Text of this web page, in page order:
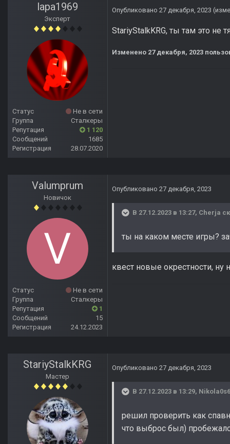
lapa1969
Эксперт
Статус
Не в сети
Группа
Сталкеры
Репутация
1 120
Сообщений
1685
Регистрация
28.07.2020
Опубликовано 27 декабря, 2023
StariyStalkKRG, ты там это не
Изменено 27 декабря, 2023
Valumprum
Новичок
Статус
Не в сети
Группа
Сталкеры
Репутация
1
Сообщений
15
Регистрация
24.12.2023
Опубликовано 27 декабря, 2023
В 27.12.2023 в 13:27, Cherja
ты на каком месте игры?
квест новые окрестности, ну
StariyStalkKRG
Мастер
Опубликовано 27 декабря, 2023
В 27.12.2023 в 13:29,
решил проверить как
что выброс был)